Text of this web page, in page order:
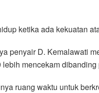
ketika ada kekuatan
penyair D. Kemalawati
mencekam
ruang waktu untuk